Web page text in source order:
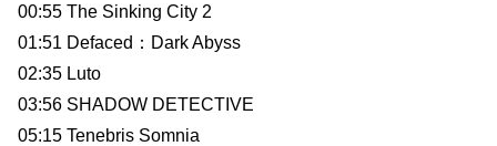
00:55 The Sinking City 2
01:51 Defaced：Dark Abyss
02:35 Luto
03:56 SHADOW DETECTIVE
05:15 Tenebris Somnia